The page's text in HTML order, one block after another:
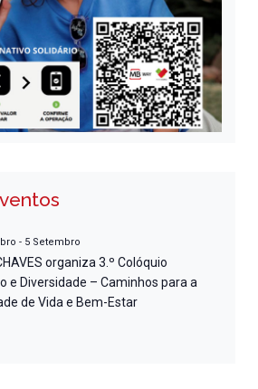
- 5 Setembro
organiza 3.º Colóquio
e Diversidade – Caminhos para a
de Vida e Bem-Estar